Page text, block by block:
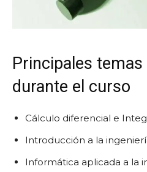
Principales
durante el curso
Cálculo diferencial e
Introducción a la
Informática aplicada a la